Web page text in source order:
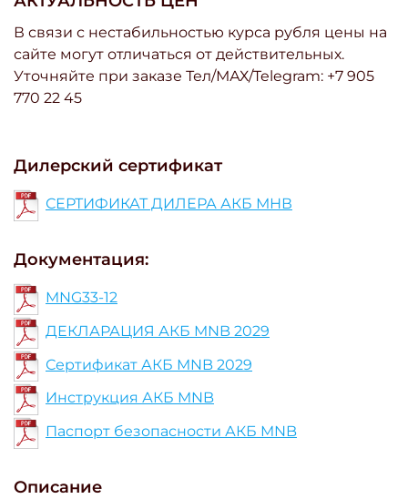
Дилерский сертификат
СЕРТИФИКАТ ДИЛЕРА АКБ МНВ
Документация:
MNG33-12
ДЕКЛАРАЦИЯ АКБ MNB 2029
Сертификат АКБ MNB 2029
Инструкция АКБ MNB
Паспорт безопасности АКБ MNB
Описание
В связи с нестабильностью курса рубля цены на
сайте могут отличаться от действительных.
Уточняйте при заказе Тел/МАХ/Telegram: +7 905
770 22 45